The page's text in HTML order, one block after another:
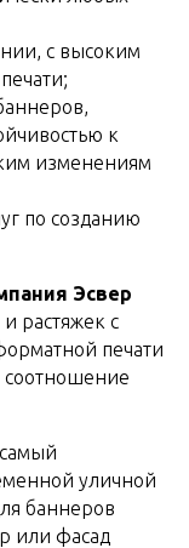
с высоким
к
изменениям
по созданию
Эсвер
растяжек с
печати
соотношение
самый
уличной
баннеров
или фасад